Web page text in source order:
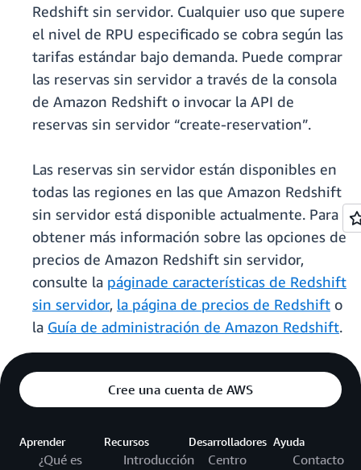
Redshift sin servidor. Cualquier uso que supere
el nivel de RPU especificado se cobra según las
tarifas estándar bajo demanda. Puede comprar
las reservas sin servidor a través de la consola
de Amazon Redshift o invocar la API de
reservas sin servidor “create-reservation”.
Las reservas sin servidor están disponibles en
todas las regiones en las que Amazon Redshift
sin servidor está disponible actualmente. Para
obtener más información sobre las opciones de
precios de Amazon Redshift sin servidor,
consulte la páginade características de Redshift
sin servidor, la página de precios de Redshift o
la Guía de administración de Amazon Redshift.
Cree una cuenta de AWS
Aprender
¿Qué es
Recursos
Introducción
Desarrolladores
Centro
Ayuda
Contacto